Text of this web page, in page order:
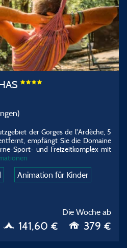
der Gorges de l'Ardèche, 5
empfängt Sie die Domaine
Sport- und Freizeitkomplex mit
Animation für Kinder
Die Woche ab
141,60 € 379 €